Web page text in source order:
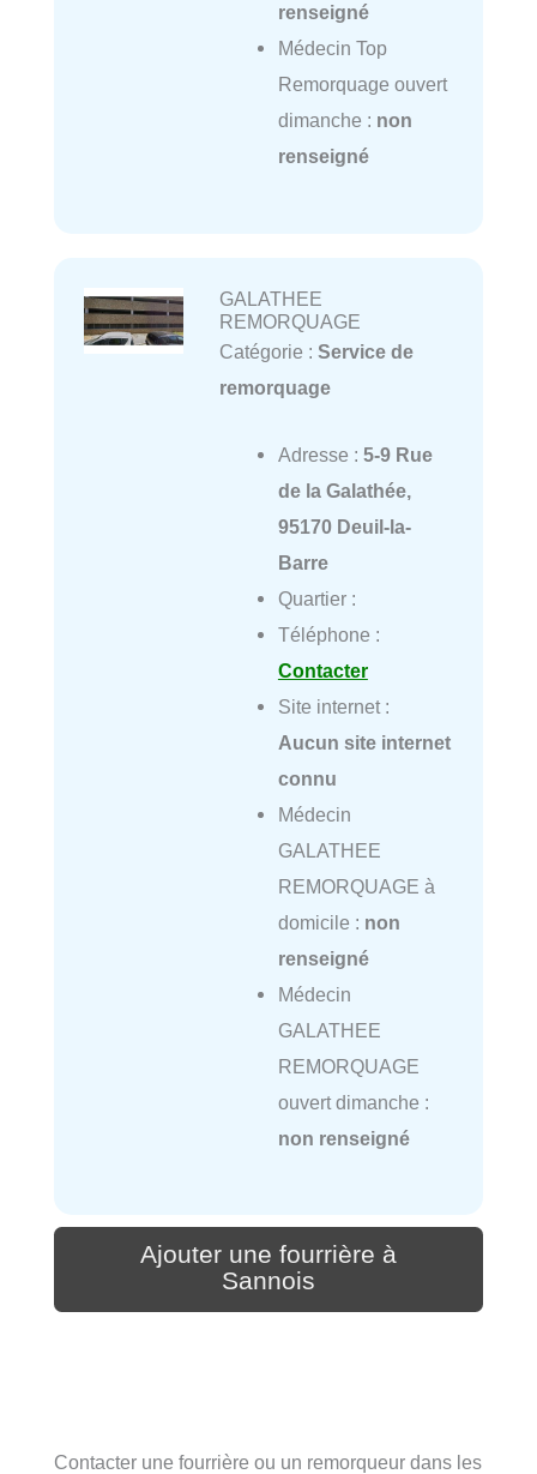
renseigné
Médecin Top
Remorquage ouvert
dimanche : non
renseigné
GALATHEE
REMORQUAGE
Catégorie : Service de
remorquage
Adresse : 5-9 Rue
de la Galathée,
95170 Deuil-la-
Barre
Quartier :
Téléphone :
Contacter
Site internet :
Aucun site internet
connu
Médecin
GALATHEE
REMORQUAGE à
domicile : non
renseigné
Médecin
GALATHEE
REMORQUAGE
ouvert dimanche :
non renseigné
Ajouter une fourrière à
Sannois
Contacter une fourrière ou un remorqueur dans les